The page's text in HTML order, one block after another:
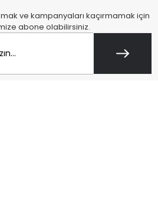
ve kampanyaları kaçırmamak için
abone olabilirsiniz.